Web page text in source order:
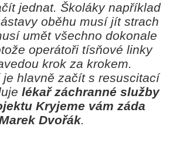
jednat. Školáky například
oběhu musí jít strach
umět všechno dokonale
operátoři tísňové linky
krok za krokem.
hlavně začít s resuscitací
lékař záchranné služby
Kryjeme vám záda
Dvořák.